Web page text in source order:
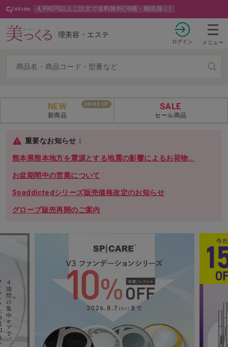
4,990円以上ご注文で送料無料(沖縄・離島除く)
理美容・エステ
ログイン メニュー
08/03 UP
NEW
新商品
SALE
セール商品
重要なお知らせ：
熊本県熊本地方を震源とする地震の影響によるお荷物...
お盆期間中の営業について
Soaddictedシリーズ販売価格改定のお知らせ
グローブ販売再開のご案内